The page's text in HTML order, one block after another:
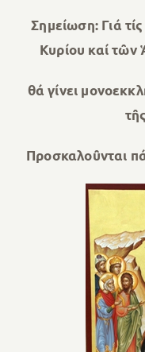
Σημείωση: Γιά
Κυρίου καί
θά γίνει
Προσκαλοῦνται